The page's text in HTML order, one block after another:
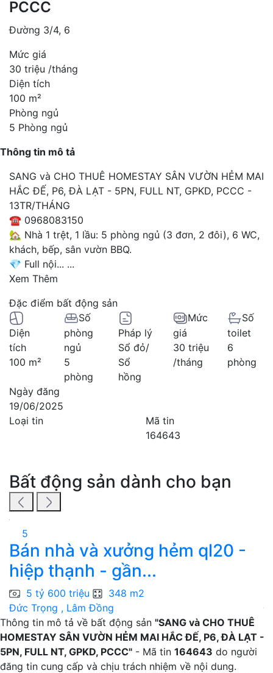
PCCC
Đường 3/4, 6
Mức giá
30 triệu /tháng
Diện tích
100 m²
Phòng ngủ
5 Phòng ngủ
Thông tin mô tả
SANG và CHO THUÊ HOMESTAY SÂN VƯỜN HẺM MAI
HẮC ĐẾ, P6, ĐÀ LẠT - 5PN, FULL NT, GPKD, PCCC -
13TR/THÁNG
☎ 0968083150
🏡 Nhà 1 trệt, 1 lầu: 5 phòng ngủ (3 đơn, 2 đôi), 6 WC,
khách, bếp, sân vườn BBQ.
💎 Full nội... ...
Xem Thêm
Đặc điểm bất động sản
Diện
tích
100 m²
Số
phòng
ngủ
5
phòng
Pháp lý
Sổ đỏ/
Sổ
hồng
Mức
giá
30 triệu
/tháng
Số
toilet
6
phòng
Ngày đăng
19/06/2025
Loại tin
Mã tin
164643
Bất động sản dành cho bạn
5
Bán nhà và xưởng hẻm ql20 -
hiệp thạnh - gần...
5 tỷ 600 triệu
348 m2
Đức Trọng , Lâm Đồng
Thông tin mô tả về bất động sản "SANG và CHO THUÊ
HOMESTAY SÂN VƯỜN HẺM MAI HẮC ĐẾ, P6, ĐÀ LẠT -
5PN, FULL NT, GPKD, PCCC" - Mã tin 164643 do người
đăng tin cung cấp và chịu trách nhiệm về nội dung.